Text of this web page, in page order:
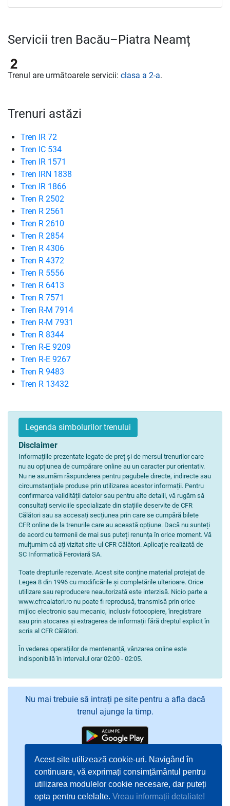
Acest site utilizează cookie-uri. Navigând în
continuare, vă exprimați consimțământul pentru
utilizarea modulelor cookie necesare, dar puteți
opta pentru celelalte.Vreau informații detaliate!
Servicii tren Bacău–Piatra Neamț
Trenul are următoarele servicii: clasa a 2-a.
Trenuri astăzi
Tren IR 72
Tren IC 534
Tren IR 1571
Tren IRN 1838
Tren IR 1866
Tren R 2502
Tren R 2561
Tren R 2610
Tren R 2854
Tren R 4306
Tren R 4372
Tren R 5556
Tren R 6413
Tren R 7571
Tren R-M 7914
Tren R-M 7931
Tren R 8344
Tren R-E 9209
Tren R-E 9267
Tren R 9483
Tren R 13432
Legenda simbolurilor trenului
Disclaimer
Informațiile prezentate legate de preț și de mersul trenurilor care
nu au opțiunea de cumpărare online au un caracter pur orientativ.
Nu ne asumăm răspunderea pentru pagubele directe, indirecte sau
circumstanțiale produse prin utilizarea acestor informații. Pentru
confirmarea validității datelor sau pentru alte detalii, vă rugăm să
consultați serviciile specializate din stațiile deservite de CFR
Călători sau sa accesați secțiunea prin care se cumpără bilete
CFR online de la trenurile care au această opțiune. Dacă nu sunteți
de acord cu termenii de mai sus puteți renunța în orice moment. Vă
mulțumim că ați vizitat site-ul CFR Călători. Aplicație realizată de
SC Informatică Feroviară SA.
Toate drepturile rezervate. Acest site conține material protejat de
Legea 8 din 1996 cu modificările și completările ulterioare. Orice
utilizare sau reproducere neautorizată este interzisă. Nicio parte a
www.cfrcalatori.ro nu poate fi reprodusă, transmisă prin orice
mijloc electronic sau mecanic, inclusiv fotocopiere, înregistrare
sau prin stocarea și extragerea de informații fără dreptul explicit în
scris al CFR Călători.
În vederea operațiilor de mentenanță, vânzarea online este
indisponibilă în intervalul orar 02:00 - 02:05.
Nu mai trebuie să intrați pe site pentru a afla dacă
trenul ajunge la timp.